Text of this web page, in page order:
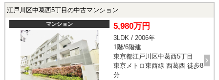
江戸川区中葛西5丁目の中古マンション
マンション 5,980万円
3LDK / 2006年
1階/6階建
東京都江戸川区中葛西5丁目
東京メトロ東西線 西葛西 徒歩8
分